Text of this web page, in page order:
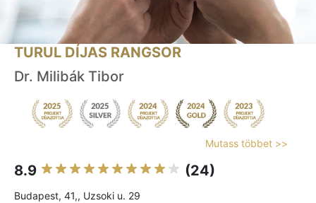
TURUL DÍJAS RANGSOR
Dr. Milibák Tibor
Mutass többet >>
8.9 (24)
Budapest, 41,, Uzsoki u. 29